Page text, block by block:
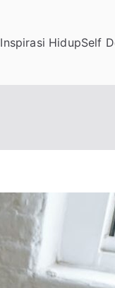
Inspirasi HidupSelf